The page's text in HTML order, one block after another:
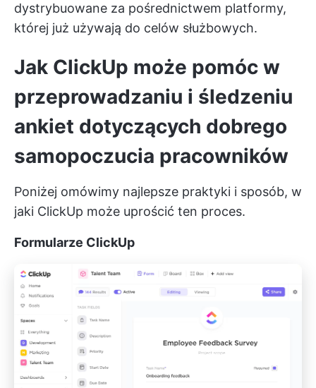
dystrybuowane za pośrednictwem platformy,
której już używają do celów służbowych.
Jak ClickUp może pomóc w
przeprowadzaniu i śledzeniu
ankiet dotyczących dobrego
samopoczucia pracowników
Poniżej omówimy najlepsze praktyki i sposób, w
jaki ClickUp może uprościć ten proces.
Formularze ClickUp